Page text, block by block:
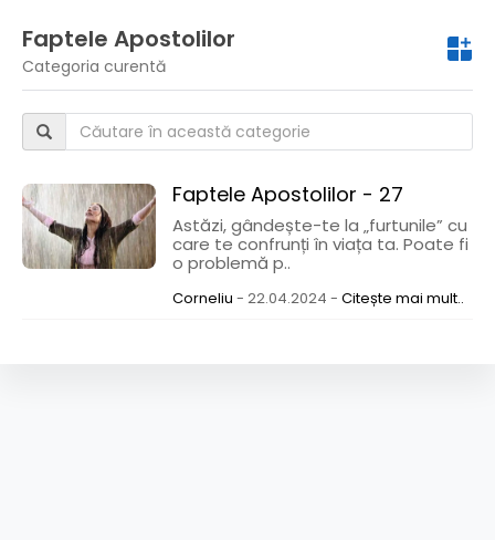
Faptele Apostolilor
Categoria curentă
Faptele Apostolilor - 27
Astăzi, gândește-te la „furtunile” cu
care te confrunți în viața ta. Poate fi
o problemă p..
Corneliu - 22.04.2024 - Citește mai mult..